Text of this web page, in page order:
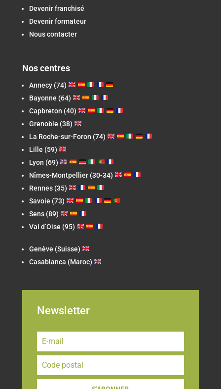
Devenir franchisé
Devenir formateur
Nous contacter
Nos centres
Annecy (74)
Bayonne (64)
Capbreton (40)
Grenoble (38)
La Roche-sur-Foron (74)
Lille (59)
Lyon (69)
Nîmes-Montpellier (30-34)
Rennes (35)
Savoie (73)
Sens (89)
Val d’Oise (95)
Genève (Suisse)
Casablanca (Maroc)
Newsletter